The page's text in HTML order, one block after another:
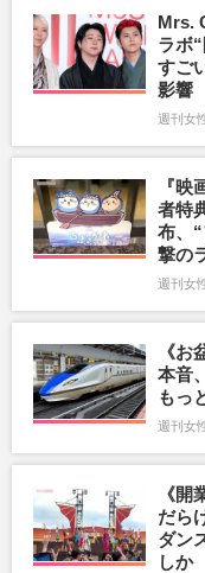
Mrs.
ラボ
すご
影響
週刊女
『
者特
布、
撃の
週刊女
《
本音
もっ
週刊女
《
だら
ダン
しか